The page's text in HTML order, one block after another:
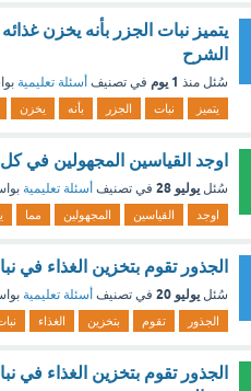
الشرح
سُئل منذ 1 يوم في تصنيف أسئلة تعليمية
يتميز نبات الجزر بأنه يخزن
اوجد القياسين المجهولين في
سُئل يوليو 28 في تصنيف أسئلة تعليمية
اوجد القياسين المجهولين مما
الجذور تقوم بتخزين الغذاء في
سُئل يوليو 20 في تصنيف أسئلة تعليمية
الجذور تقوم بتخزين الغذاء
الجذور تقوم بتخزين الغذاء في